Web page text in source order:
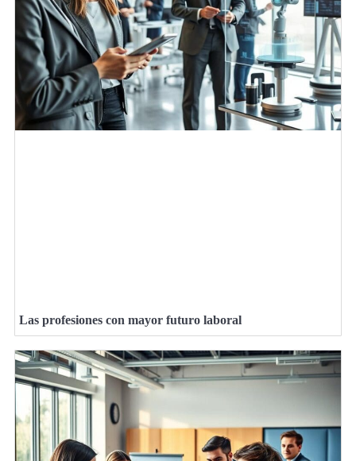
Las profesiones con mayor futuro laboral